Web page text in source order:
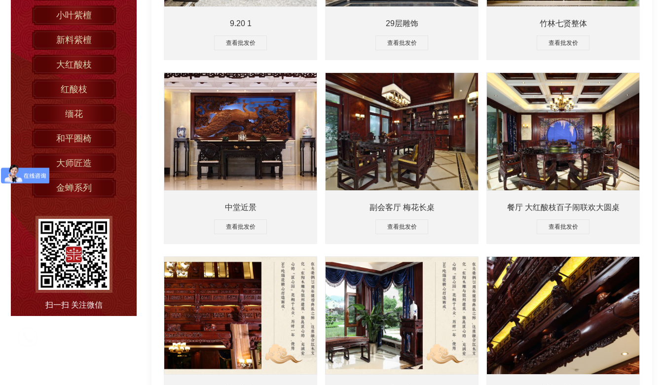
小叶紫檀
新料紫檀
大红酸枝
红酸枝
缅花
和平圈椅
大师匠造
金蝉系列
扫一扫 关注微信
9.20 1
查看批发价
29层雕饰
查看批发价
竹林七贤整体
查看批发价
中堂近景
查看批发价
副会客厅 梅花长桌
查看批发价
餐厅 大红酸枝百子闹联欢大圆桌
查看批发价